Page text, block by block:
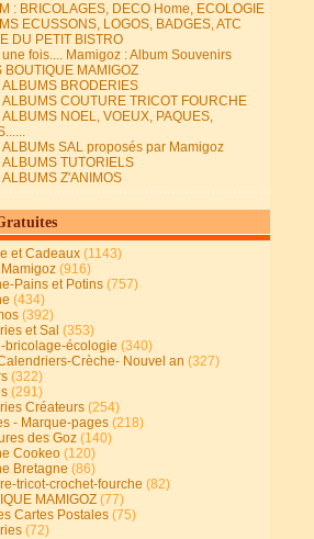
: BRICOLAGES, DECO Home, ECOLOGIE
ECUSSONS, LOGOS, BADGES, ATC
DU PETIT BISTRO
fois.... Mamigoz : Album Souvenirs
BOUTIQUE MAMIGOZ
ALBUMS BRODERIES
ALBUMS COUTURE TRICOT FOURCHE
ALBUMS NOEL, VOEUX, PAQUES,
ALBUMs SAL proposés par Mamigoz
ALBUMS TUTORIELS
ALBUMS Z'ANIMOS
et Cadeaux (1143)
(916)
Pains et Potins (757)
(434)
(392)
et Sal (353)
bricolage-écologie (340)
Crèche- Nouvel an (327)
(322)
(291)
Créateurs (254)
- Marque-pages (218)
des Goz (140)
Cookeo (120)
Bretagne (86)
tricot-crochet-fourche (82)
MAMIGOZ (77)
Cartes Postales (75)
(72)